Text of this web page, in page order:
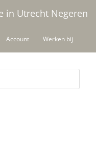
in Utrecht Negeren
Account Werken bij